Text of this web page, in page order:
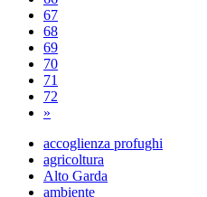
67
68
69
70
71
72
»
accoglienza profughi
agricoltura
Alto Garda
ambiente